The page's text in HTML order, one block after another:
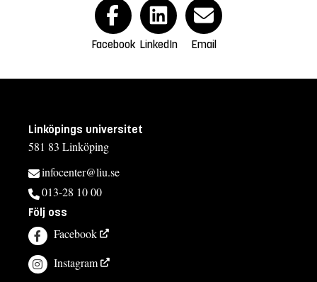
Facebook LinkedIn Email
Linköpings universitet
581 83 Linköping
infocenter@liu.se
013-28 10 00
Följ oss
Facebook
Instagram